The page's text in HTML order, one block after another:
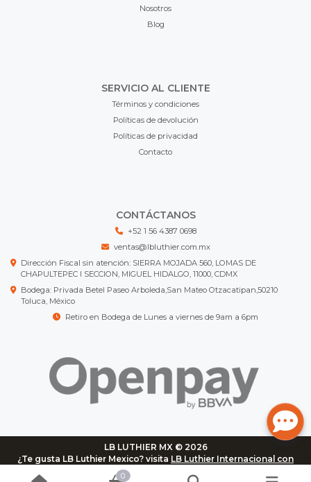
Nosotros
Blog
SERVICIO AL CLIENTE
Términos y condiciones
Políticas de devolución
Políticas de privacidad
Contacto
CONTÁCTANOS
+52 1 56 4387 0698
ventas@lbluthier.com.mx
Dirección Fiscal sin atención: SIERRA MOJADA 560, LOMAS DE
CHAPULTEPEC I SECCION, MIGUEL HIDALGO, 11000, CDMX
Bodega: Privada Betel Paseo Arboleda,San Mateo Otzacatipan,50210
Toluca, México
Retiro en Bodega de Lunes a viernes de 9am a 6pm
LB LUTHIER MX © 2026
¿Te gusta LB Luthier Mexico? visita LB Luthier Internacional con
más de 3.000 productos disponibles
0